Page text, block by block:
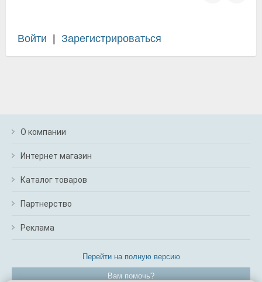
Войти Зарегистрироваться
О компании
Интернет магазин
Каталог товаров
Партнерство
Реклама
Перейти на полную версию
Вам помочь?